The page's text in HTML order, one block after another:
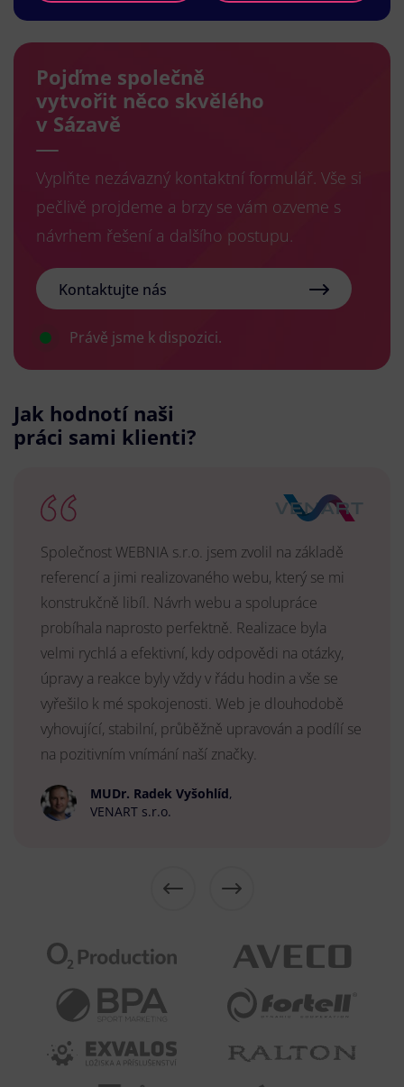
Pojďme společně
vytvořit něco skvělého
v Sázavě
Vyplňte nezávazný kontaktní formulář. Vše si
pečlivě projdeme a brzy se vám ozveme s
návrhem řešení a dalšího postupu.
Kontaktujte nás
Právě jsme k dispozici.
Jak hodnotí naši
práci sami klienti?
Společnost WEBNIA s.r.o. jsem zvolil na základě
referencí a jimi realizovaného webu, který se mi
konstrukčně libíl. Návrh webu a spolupráce
probíhala naprosto perfektně. Realizace byla
velmi rychlá a efektivní, kdy odpovědi na otázky,
úpravy a reakce byly vždy v řádu hodin a vše se
vyřešilo k mé spokojenosti. Web je dlouhodobě
vyhovující, stabilní, průběžně upravován a podílí se
na pozitivním vnímání naší značky.
MUDr. Radek Vyšohlíd,
VENART s.r.o.